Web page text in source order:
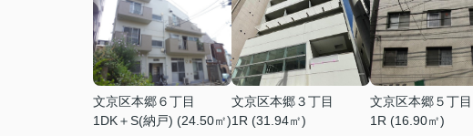
文京区本郷６丁目
1DK＋S(納戸) (24.50㎡)
文京区本郷３丁目
1R (31.94㎡)
文京区本郷５丁目
1R (16.90㎡)